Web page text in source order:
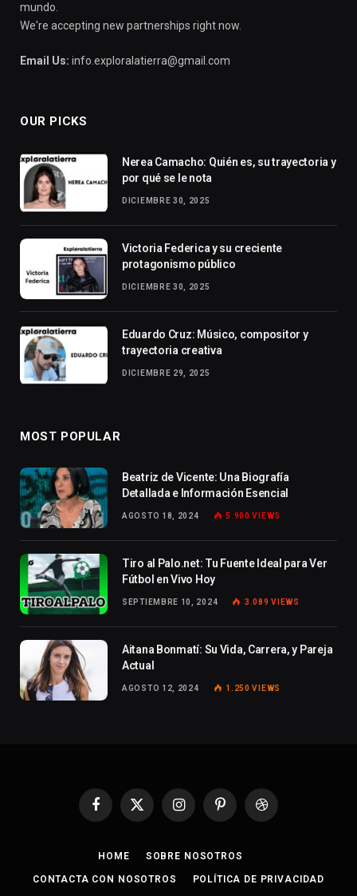
mundo.
We're accepting new partnerships right now.
Email Us: info.exploralatierra@gmail.com
OUR PICKS
Nerea Camacho: Quién es, su trayectoria y
por qué se le nota
DICIEMBRE 30, 2025
Victoria Federica y su creciente
protagonismo público
DICIEMBRE 30, 2025
Eduardo Cruz: Músico, compositor y
trayectoria creativa
DICIEMBRE 29, 2025
MOST POPULAR
Beatriz de Vicente: Una Biografía
Detallada e Información Esencial
AGOSTO 18, 2024 5.900VIEWS
Tiro al Palo.net: Tu Fuente Ideal para Ver
Fútbol en Vivo Hoy
SEPTIEMBRE 10, 2024 3.089VIEWS
Aitana Bonmatí: Su Vida, Carrera, y Pareja
Actual
AGOSTO 12, 2024 1.250VIEWS
Facebook
X
InstagramPinterestDribbble
HOME SOBRE NOSOTROS
CONTACTA CON NOSOTROS POLÍTICA DE PRIVACIDAD